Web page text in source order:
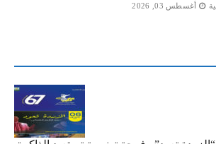
أغسطس 03, 2026